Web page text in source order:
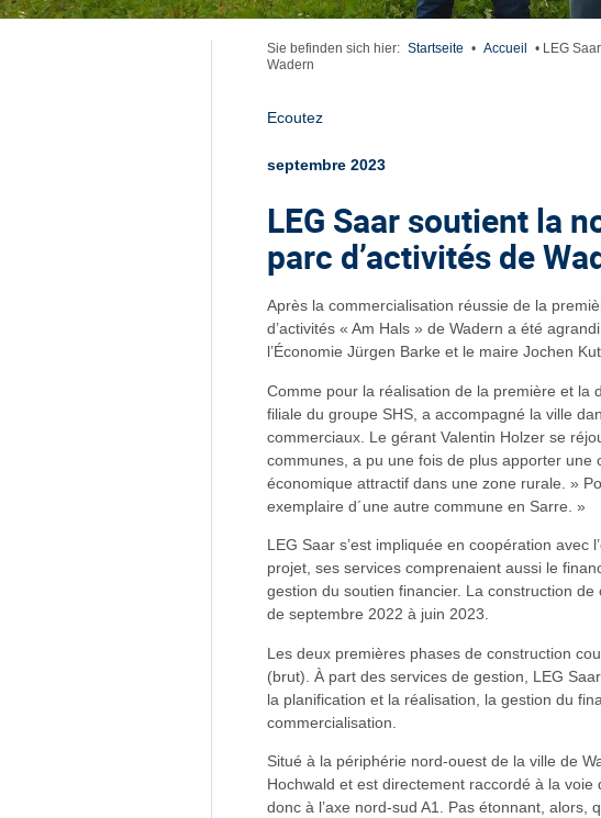
Sie befinden sich hier: Startseite • Accueil • LEG
Wadern
Ecoutez
septembre 2023
LEG Saar soutient la
parc d’activités de
Après la commercialisation réussie de la
d’activités « Am Hals » de Wadern a été
l’Économie Jürgen Barke et le maire Jochen
Comme pour la réalisation de la première et la
filiale du groupe SHS, a accompagné la ville
commerciaux. Le gérant Valentin Holzer se
communes, a pu une fois de plus apporter une
économique attractif dans une zone rurale. »
exemplaire d´une autre commune en Sarre. »
LEG Saar s’est impliquée en coopération avec
projet, ses services comprenaient aussi le
gestion du soutien financier. La construction
de septembre 2022 à juin 2023.
Les deux premières phases de construction
(brut). À part des services de gestion, LEG
la planification et la réalisation, la gestion du
commercialisation.
Situé à la périphérie nord-ouest de la ville de
Hochwald et est directement raccordé à la voie
donc à l’axe nord-sud A1. Pas étonnant,